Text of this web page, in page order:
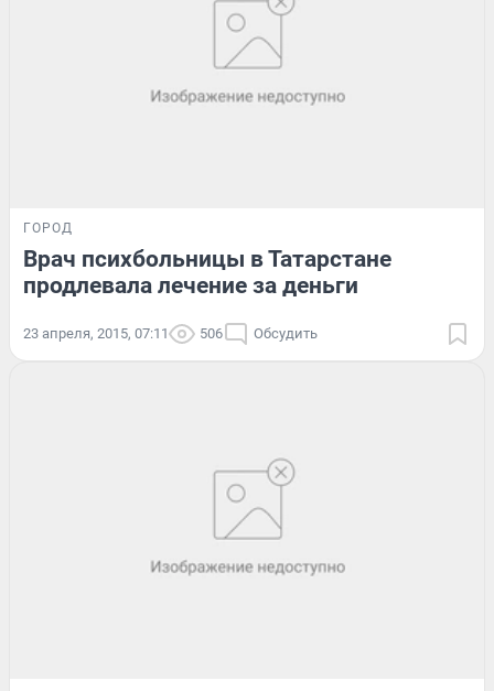
ГОРОД
Врач психбольницы в Татарстане
продлевала лечение за деньги
23 апреля, 2015, 07:11 506 Обсудить